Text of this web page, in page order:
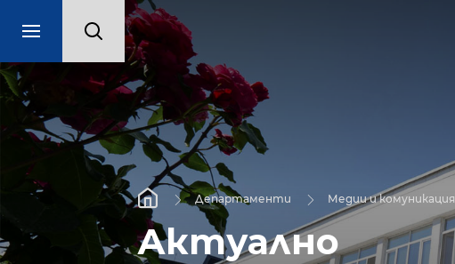
Департаменти Медии и комуникация
Актуално